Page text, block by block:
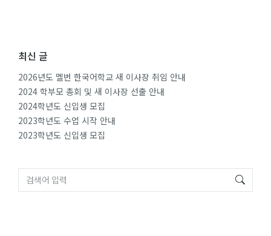
최신 글
2026년도 멜번 한국어학교 새 이사장 취임 안내
2024 학부모 총회 및 새 이사장 선출 안내
2024학년도 신입생 모집
2023학년도 수업 시작 안내
2023학년도 신입생 모집